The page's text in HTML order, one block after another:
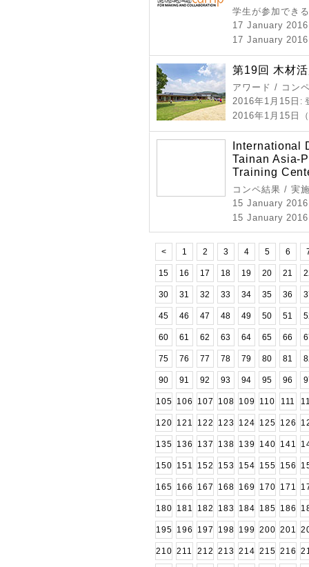
学生が参加でき
17 January 2016
17 January 2016
第19回 木材
アワード / コン
2016年1月15日 :
2016年1月15日
International
Tainan Asia-
Training
コンペ結果 / 実
15 January 2016
15 January
< 1 2 3 4 5 6
15 16 17 18 19 20 21
30 31 32 33 34 35 36
45 46 47 48 49 50 51
60 61 62 63 64 65 66
75 76 77 78 79 80 81
90 91 92 93 94 95 96
105 106 107 108 109 110 111
120 121 122 123 124 125 126
135 136 137 138 139 140 141
150 151 152 153 154 155 156
165 166 167 168 169 170 171
180 181 182 183 184 185 186
195 196 197 198 199 200 201
210 211 212 213 214 215 216